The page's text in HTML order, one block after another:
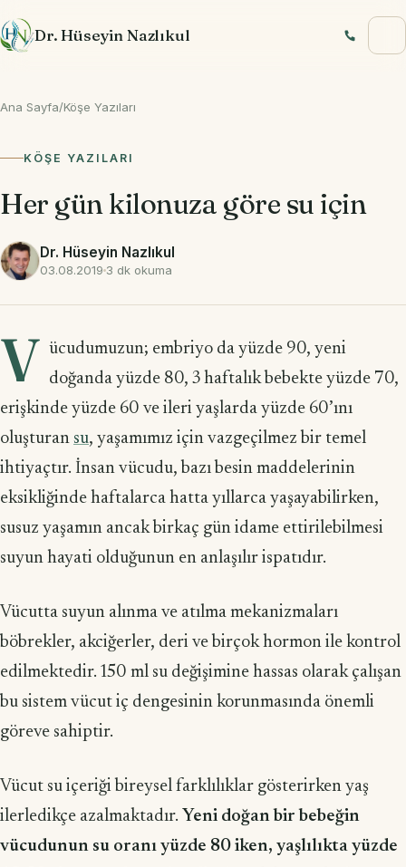
Dr. Hüseyin Nazlıkul
Ana Sayfa/Köşe Yazıları
KÖŞE YAZILARI
Her gün kilonuza göre su için
Dr. Hüseyin Nazlıkul
03.08.2019 3 dk okuma
V ücudumuzun; embriyo da yüzde 90, yeni
doğanda yüzde 80, 3 haftalık bebekte yüzde 70,
erişkinde yüzde 60 ve ileri yaşlarda yüzde 60’ını
oluşturan su, yaşamımız için vazgeçilmez bir temel
ihtiyaçtır. İnsan vücudu, bazı besin maddelerinin
eksikliğinde haftalarca hatta yıllarca yaşayabilirken,
susuz yaşamın ancak birkaç gün idame ettirilebilmesi
suyun hayati olduğunun en anlaşılır ispatıdır.
Vücutta suyun alınma ve atılma mekanizmaları
böbrekler, akciğerler, deri ve birçok hormon ile kontrol
edilmektedir. 150 ml su değişimine hassas olarak çalışan
bu sistem vücut iç dengesinin korunmasında önemli
göreve sahiptir.
Vücut su içeriği bireysel farklılıklar gösterirken yaş
ilerledikçe azalmaktadır. Yeni doğan bir bebeğin
vücudunun su oranı yüzde 80 iken, yaşlılıkta yüzde